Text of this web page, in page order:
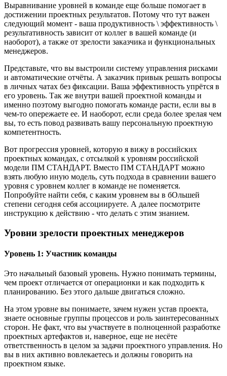
Выравнивание уровней в команде еще больше помогает в
достижении проектных результатов. Потому что тут важен
следующий момент - ваша продуктивность \ эффективность \
результативность зависит от коллег в вашей команде (и
наоборот), а также от зрелости заказчика и функциональных
менеджеров.
Представьте, что вы выстроили систему управления рисками
и автоматические отчёты. А заказчик привык решать вопросы
в личных чатах без фиксации. Ваша эффективность упрётся в
его уровень. Так же внутри вашей проектной команды и
именно поэтому выгодно помогать команде расти, если вы в
чем-то опережаете ее. И наоборот, если среда более зрелая чем
вы, то есть повод развивать вашу персональную проектную
компетентность.
Вот прогрессия уровней, которую я вижу в российских
проектных командах, с отсылкой к уровням российской
модели ПМ СТАНДАРТ. Вместо ПМ СТАНДАРТ можно
взять любую иную модель, суть подхода в сравнении вашего
уровня с уровнем коллег в команде не поменяется.
Попробуйте найти себя, с каким уровнем вы в бОльшей
степени сегодня себя ассоциируете. А далее посмотрите
инструкцию к действию - что делать с этим знанием.
Уровни зрелости проектных менеджеров
Уровень 1: Участник команды
Это начальный базовый уровень. Нужно понимать термины,
чем проект отличается от операционки и как подходить к
планированию. Без этого дальше двигаться сложно.
На этом уровне вы понимаете, зачем нужен устав проекта,
знаете основные группы процессов и роль заинтересованных
сторон. Не факт, что вы участвуете в полноценной разработке
проектных артефактов и, наверное, еще не несёте
ответственность в целом за задачи проектного управления. Но
вы в них активно вовлекаетесь и должны говорить на
проектном языке.